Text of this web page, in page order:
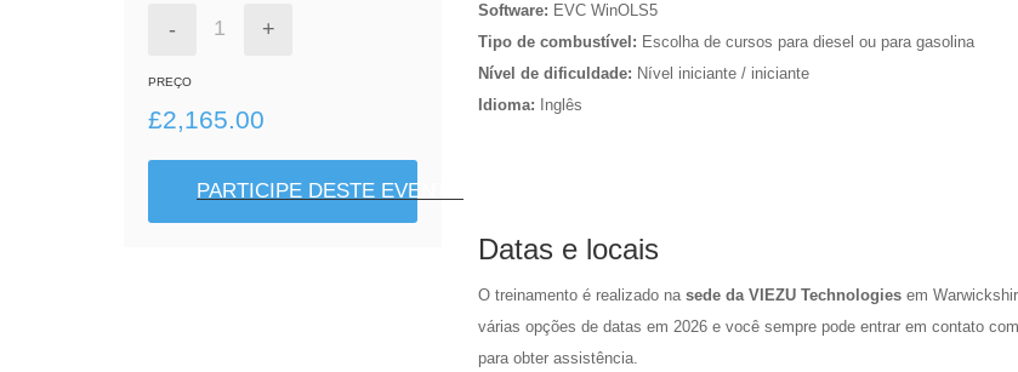
- +
PREÇO
£2,165.00
PARTICIPE DESTE EVENTO
Software: EVC WinOLS5
Tipo de combustível: Escolha de cursos para diesel ou para gasolina
Nível de dificuldade: Nível iniciante / iniciante
Idioma: Inglês
Datas e locais
O treinamento é realizado nasede da VIEZU Technologies em
várias opções de datas em 2026 e você sempre pode entrar em contato
para obter assistência.